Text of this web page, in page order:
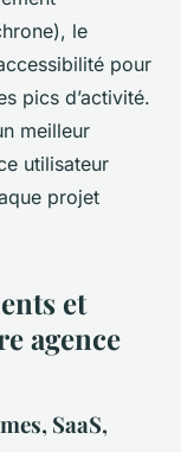
le
pour
pics d’activité.
meilleur
utilisateur
projet
et
agence
SaaS,